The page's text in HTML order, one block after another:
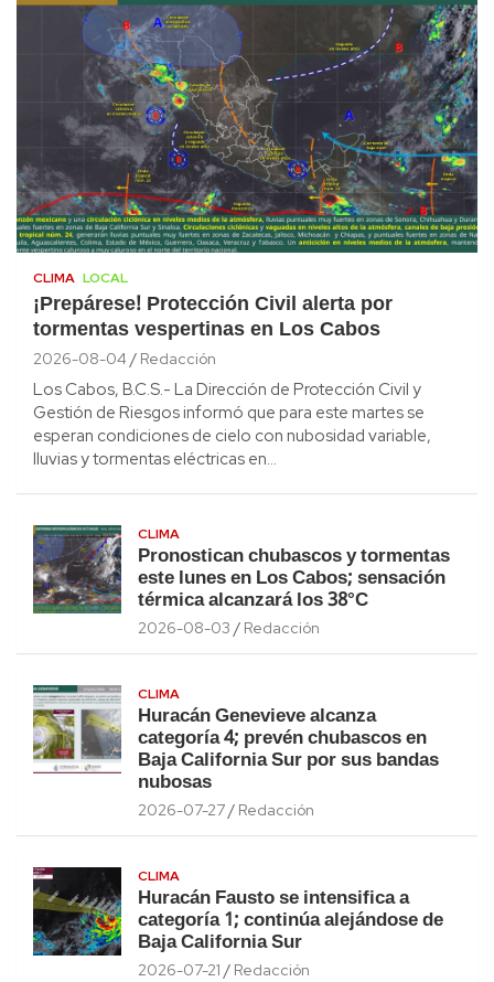
CLIMA LOCAL
¡Prepárese! Protección Civil alerta por
tormentas vespertinas en Los Cabos
2026-08-04 Redacción
Los Cabos, B.C.S.- La Dirección de Protección Civil y
Gestión de Riesgos informó que para este martes se
esperan condiciones de cielo con nubosidad variable,
lluvias y tormentas eléctricas en…
CLIMA
Pronostican chubascos y tormentas
este lunes en Los Cabos; sensación
térmica alcanzará los 38°C
2026-08-03 Redacción
CLIMA
Huracán Genevieve alcanza
categoría 4; prevén chubascos en
Baja California Sur por sus bandas
nubosas
2026-07-27 Redacción
CLIMA
Huracán Fausto se intensifica a
categoría 1; continúa alejándose de
Baja California Sur
2026-07-21 Redacción